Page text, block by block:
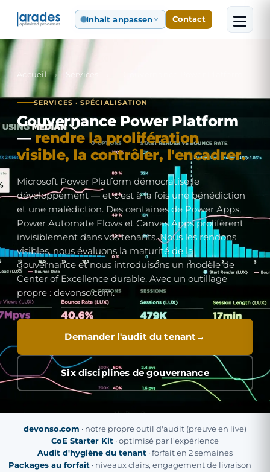
Inhalt anpassen Contact
Accueil › Services
SERVICES · SPÉCIALISATION
Gouvernance Power Platform
— rendre la prolifération
visible, la contrôler, l'encadrer.
Microsoft Power Platform démocratise le
développement — et c'est à la fois une bénédiction
et une malédiction. Des centaines de Power Apps,
Power Automate Flows et Canvas Apps prolifèrent
invisiblement dans vos tenants. Nous les rendons
visibles, nous évaluons la maturité de la
gouvernance et nous introduisons un modèle de
Center of Excellence durable. Avec un outillage
propre : devonso.com.
Demander l'audit du tenant
Six disciplines de gouvernance
devonso.com · notre propre outil d'audit (preuve en live)
CoE Starter Kit · optimisé par l'expérience
Audit d'hygiène du tenant · forfait en 2 semaines
Packages au forfait · niveaux clairs, engagement de livraison